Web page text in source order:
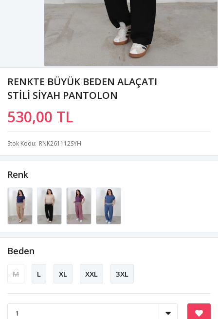
RENKTE BÜYÜK BEDEN ALAÇATI
STİLİ SİYAH PANTOLON
530,00 TL
Stok Kodu RNK261112SYH
Renk
Beden
M L XL XXL 3XL